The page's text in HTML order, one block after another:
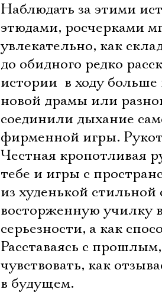
Наблюдать за этими
этюдами, росчерками
увлекательно, как
до обидного редко
истории  в ходу
новой драмы или
соединили дыхание
фирменной игры.
Честная кропотливая
тебе и игры с
из худенькой
восторженную училку
серьезности, а как
Расставаясь с
чувствовать, как
в будущем.